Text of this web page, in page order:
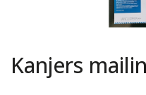
Kanjers